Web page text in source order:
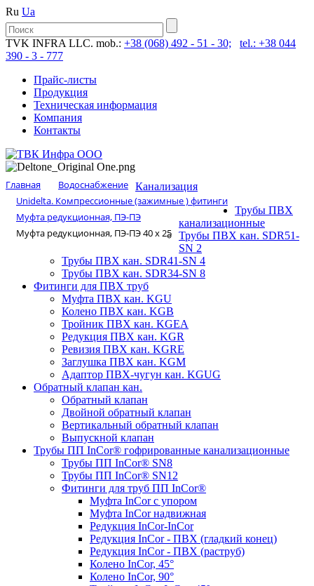
Ru Ua
TVK INFRA LLC. mob.: +38 (068) 492 - 51 - 30;
tel.: +38 044
390 - 3 - 777
Прайс-листы
Продукция
Техническая информация
Компания
Контакты
Главная
Водоснабжение
Unidelta. Компрессионные (зажимные ) фитинги
Муфта редукционная, ПЭ-ПЭ
Муфта редукционная, ПЭ-ПЭ 40 х 25
Канализация
Трубы ПВХ
канализационные
Трубы ПВХ кан. SDR51-
SN 2
Трубы ПВХ кан. SDR41-SN 4
Трубы ПВХ кан. SDR34-SN 8
Фитинги для ПВХ труб
Муфта ПВХ кан. KGU
Колено ПВХ кан. KGB
Тройник ПВХ кан. KGEA
Редукция ПВХ кан. KGR
Ревизия ПВХ кан. KGRE
Заглушка ПВХ кан. KGM
Адаптор ПВХ-чугун кан. KGUG
Обратный клапан кан.
Обратный клапан
Двойной обратный клапан
Вертикальный обратный клапан
Выпускной клапан
Трубы ПП InCor® гофри­рованные канализационные
Трубы ПП InCor® SN8
Трубы ПП InCor® SN12
Фитинги для труб ПП InCor®
Муфта InCor с упором
Муфта InCor надвижная
Редукция InCor-InCor
Редукция InCor - ПВХ (гладкий конец)
Редукция InCor - ПВХ (раструб)
Колено InCor, 45°
Колено InCor, 90°